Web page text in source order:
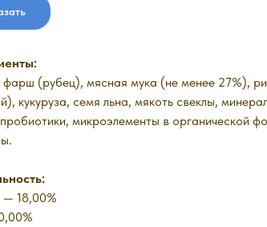
фарш (рубец), мясная мука (не менее 27%),
кукуруза, семя льна, мякоть свеклы,
микроэлементы в органической
— 18,00%